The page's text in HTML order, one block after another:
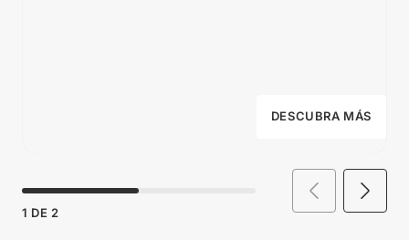
DESCUBRA MÁS
1 DE 2